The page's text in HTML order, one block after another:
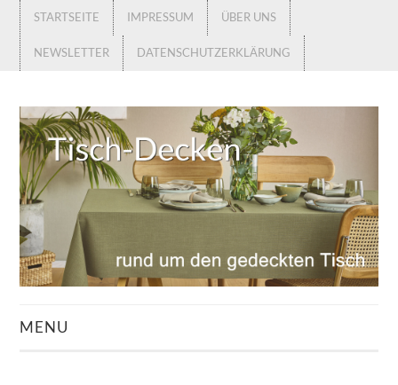
STARTSEITE IMPRESSUM ÜBER UNS
NEWSLETTER DATENSCHUTZERKLÄRUNG
MENU